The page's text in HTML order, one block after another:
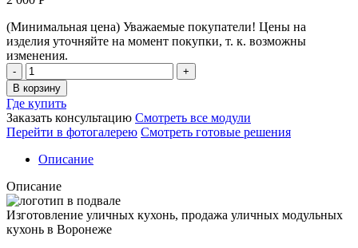
(Минимальная цена) Уважаемые покупатели! Цены на
изделия уточняйте на момент покупки, т. к. возможны
изменения.
Столешница
(тест
1)
Количество
В корзину
Где купить
Заказать консультацию Смотреть все модули
Перейти в фотогалерею Смотреть готовые решения
Описание
Описание
Изготовление уличных кухонь, продажа уличных модульных
кухонь в Воронеже